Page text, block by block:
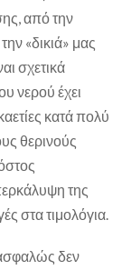
από την
«δικιά» μας
σχετικά
νερού έχει
κατά πολύ
θερινούς
της
στα τιμολόγια.
δεν